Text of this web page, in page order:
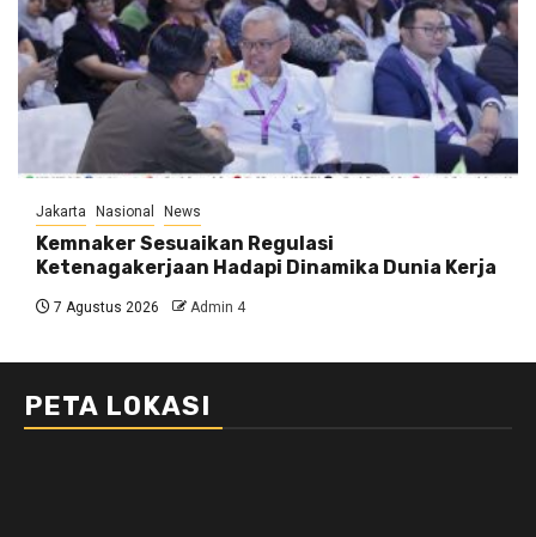
Jakarta Nasional News
Kemnaker Sesuaikan Regulasi
Ketenagakerjaan Hadapi Dinamika Dunia Kerja
7 Agustus 2026 Admin 4
PETA LOKASI